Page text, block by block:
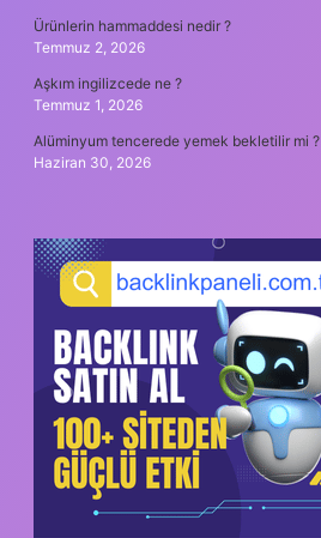
Ürünlerin hammaddesi nedir ?
Temmuz 2, 2026
Aşkım ingilizcede ne ?
Temmuz 1, 2026
Alüminyum tencerede yemek bekletilir mi ?
Haziran 30, 2026